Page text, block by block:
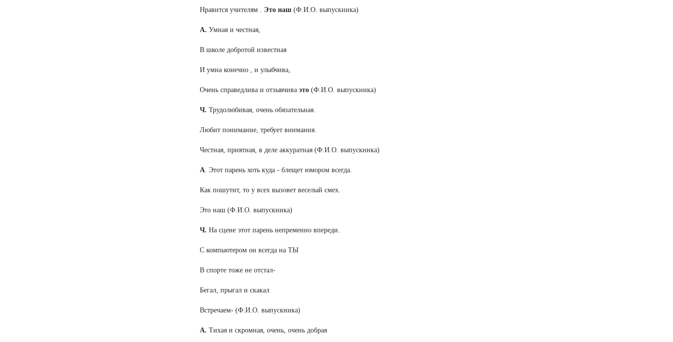
Нравится учителям . Это наш (Ф.И.О. выпускника)
А. Умная и честная,
В школе добротой известная
И умна конечно , и улыбчива,
Очень справедлива и отзывчива это (Ф.И.О. выпускника)
Ч. Трудолюбивая, очень обязательная.
Любит понимание, требует внимания.
Честная, приятная, в деле аккуратная (Ф.И.О. выпускника)
А. Этот парень хоть куда - блещет юмором всегда.
Как пошутит, то у всех вызовет веселый смех.
Это наш (Ф.И.О. выпускника)
Ч. На сцене этот парень непременно впереди.
С компьютером он всегда на ТЫ
В спорте тоже не отстал-
Бегал, прыгал и скакал
Встречаем- (Ф.И.О. выпускника)
А. Тихая и скромная, очень, очень добрая